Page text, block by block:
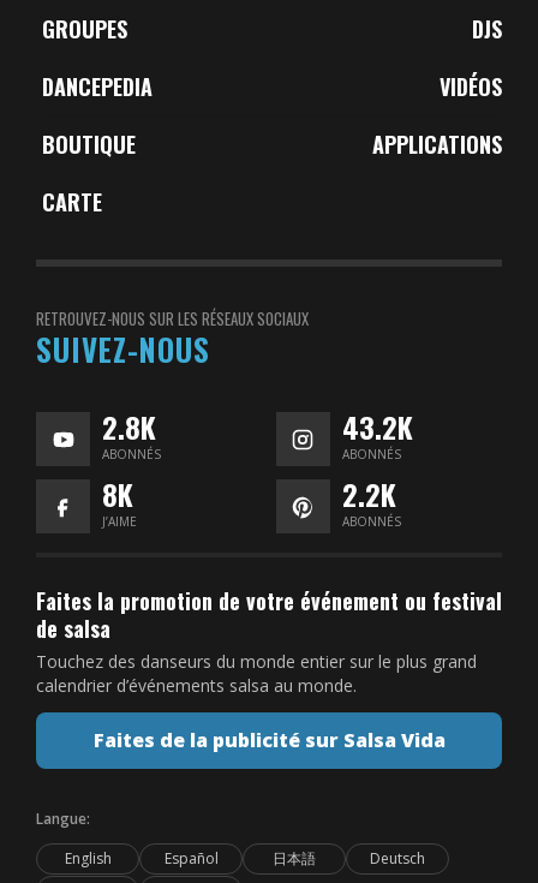
DJS
GROUPES
VIDÉOS
DANCEPEDIA
APPLICATIONS
BOUTIQUE
CARTE
RETROUVEZ-NOUS SUR LES RÉSEAUX SOCIAUX
SUIVEZ-NOUS
2.8K
ABONNÉS
43.2K
ABONNÉS
8K
J’AIME
2.2K
ABONNÉS
Faites la promotion de votre événement ou festival
de salsa
Touchez des danseurs du monde entier sur le plus grand
calendrier d’événements salsa au monde.
Faites de la publicité sur Salsa Vida
Langue:
English
Español 日本語
Deutsch